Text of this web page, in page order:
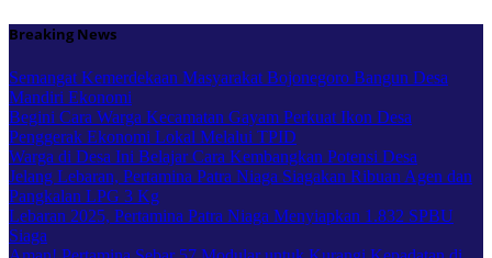
Skip
content
Breaking News
Semangat Kemerdekaan Masyarakat Bojonegoro Bangun Desa
Mandiri Ekonomi
Begini Cara Warga Kecamatan Gayam Perkuat Ikon Desa
Penggerak Ekonomi Lokal Melalui TPID
Warga di Desa Ini Belajar Cara Kembangkan Potensi Desa
Jelang Lebaran, Pertamina Patra Niaga Siagakan Ribuan Agen dan
Pangkalan LPG 3 Kg
Lebaran 2025, Pertamina Patra Niaga Menyiapkan 1.832 SPBU
Siaga